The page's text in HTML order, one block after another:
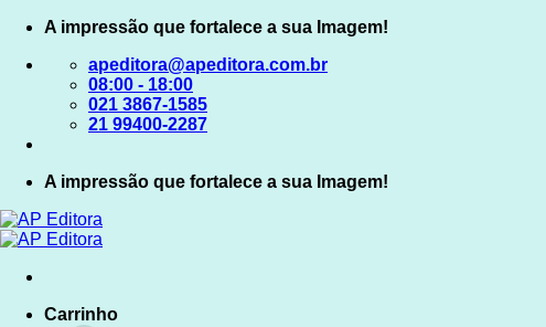
Skip
content
A impressão que fortalece a sua Imagem!
apeditora@apeditora.com.br
08:00 - 18:00
021 3867-1585
21 99400-2287
A impressão que fortalece a sua Imagem!
Carrinho